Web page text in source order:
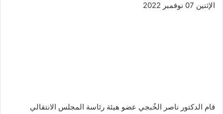
الإثنين 07 نوفمبر 2022
قام الدكتور ناصر الخُبجي عضو هيئة رئاسة المجلس الانتقالي